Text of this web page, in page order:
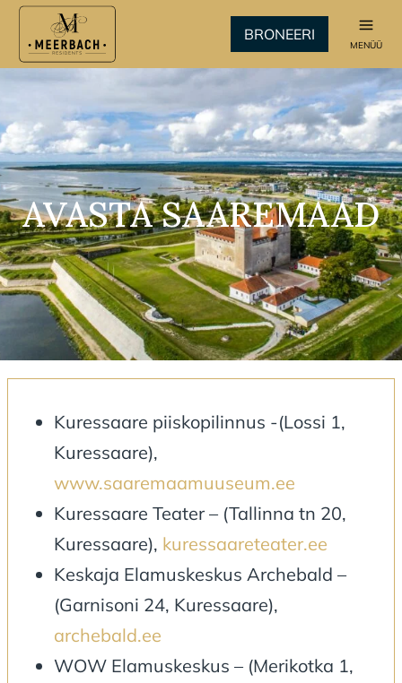
BRONEERI
MENÜÜ
AVASTA SAAREMAAD
Kuressaare piiskopilinnus -(Lossi 1,
Kuressaare),
www.saaremaamuuseum.ee
Kuressaare Teater – (Tallinna tn 20,
Kuressaare), kuressaareteater.ee
Keskaja Elamuskeskus Archebald –
(Garnisoni 24, Kuressaare),
archebald.ee
WOW Elamuskeskus – (Merikotka 1,